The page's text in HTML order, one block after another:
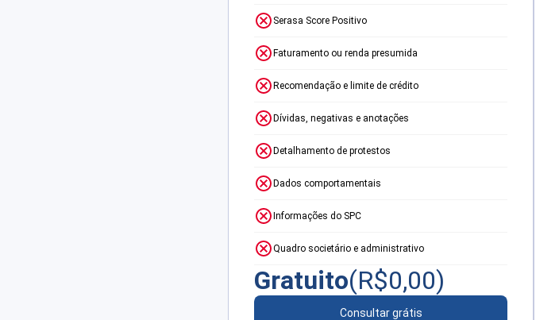
Serasa Score Positivo
Faturamento ou renda presumida
Recomendação e limite de crédito
Dívidas, negativas e anotações
Detalhamento de protestos
Dados comportamentais
Informações do SPC
Quadro societário e administrativo
Gratuito(R$0,00)
Consultar grátis